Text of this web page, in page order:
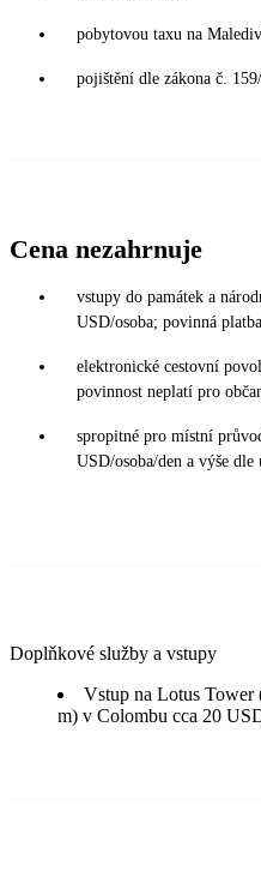
pobytovou taxu na
pojištění dle zákona č.
Cena nezahrnuje
vstupy do památek a
USD/osoba; povinná
elektronické cestovní
povinnost neplatí pro
spropitné pro místní
USD/osoba/den a výše dle
Doplňkové služby a vstupy
Vstup na Lotus Tower
m) v Colombu cca 20